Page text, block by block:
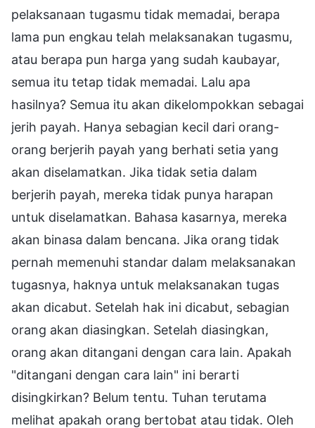
pelaksanaan tugasmu tidak memadai, berapa
lama pun engkau telah melaksanakan tugasmu,
atau berapa pun harga yang sudah kaubayar,
semua itu tetap tidak memadai. Lalu apa
hasilnya? Semua itu akan dikelompokkan sebagai
jerih payah. Hanya sebagian kecil dari orang-
orang berjerih payah yang berhati setia yang
akan diselamatkan. Jika tidak setia dalam
berjerih payah, mereka tidak punya harapan
untuk diselamatkan. Bahasa kasarnya, mereka
akan binasa dalam bencana. Jika orang tidak
pernah memenuhi standar dalam melaksanakan
tugasnya, haknya untuk melaksanakan tugas
akan dicabut. Setelah hak ini dicabut, sebagian
orang akan diasingkan. Setelah diasingkan,
orang akan ditangani dengan cara lain. Apakah
"ditangani dengan cara lain" ini berarti
disingkirkan? Belum tentu. Tuhan terutama
melihat apakah orang bertobat atau tidak. Oleh